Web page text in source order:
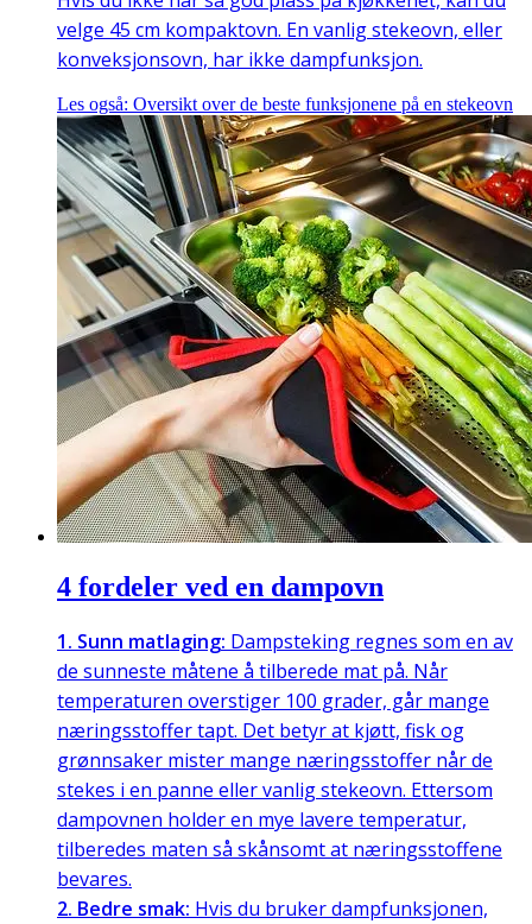
velge 45 cm kompaktovn. En vanlig stekeovn, eller
konveksjonsovn, har ikke dampfunksjon.
Les også: Oversikt over de beste funksjonene på en stekeovn
4 fordeler ved en dampovn
1. Sunn matlaging: Dampsteking regnes som en av
de sunneste måtene å tilberede mat på. Når
temperaturen overstiger 100 grader, går mange
næringsstoffer tapt. Det betyr at kjøtt, fisk og
grønnsaker mister mange næringsstoffer når de
stekes i en panne eller vanlig stekeovn. Ettersom
dampovnen holder en mye lavere temperatur,
tilberedes maten så skånsomt at næringsstoffene
bevares.
2. Bedre smak: Hvis du bruker dampfunksjonen,